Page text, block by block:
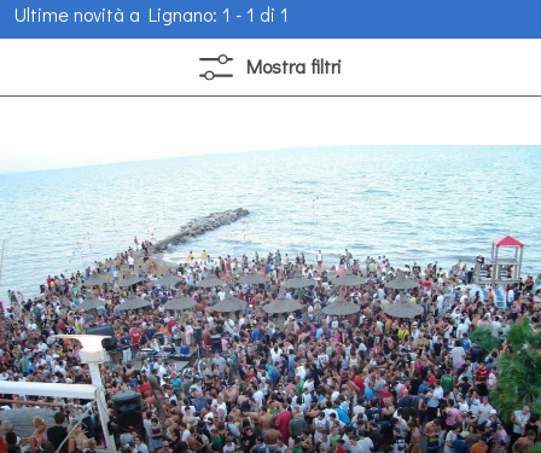
Ultime novità a Lignano: 1 - 1 di 1
Mostra filtri